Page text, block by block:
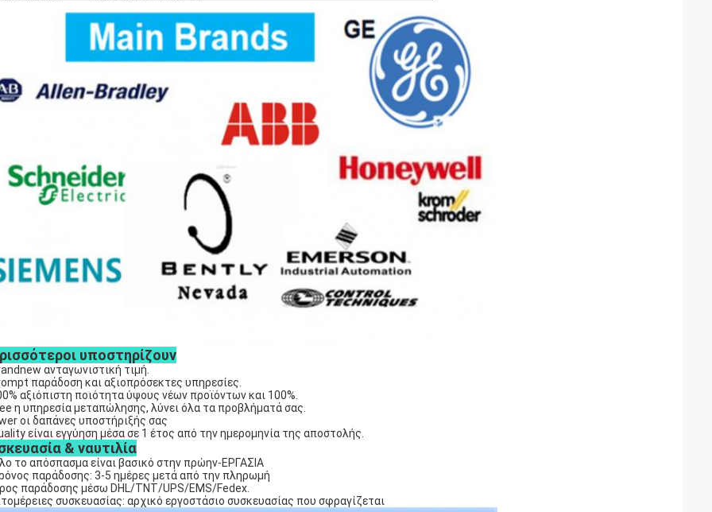
υποστηρίζουν
ανταγωνιστική τιμή.
παράδοση και αξιοπρόσεκτες υπηρεσίες.
αξιόπιστη ποιότητα ύψους νέων προϊόντων και 100%.
η υπηρεσία μεταπώλησης, λύνει όλα τα προβλήματά σας.
οι δαπάνες υποστήριξής σας
είναι εγγύηση μέσα σε 1 έτος από την ημερομηνία της αποστολής.
& ναυτιλία
το απόσπασμα είναι βασικό στην πρώην-ΕΡΓΑΣΙΑ
παράδοσης: 3-5 ημέρες μετά από την πληρωμή
παράδοσης μέσω DHL/TNT/UPS/EMS/Fedex.
συσκευασίας: αρχικό εργοστάσιο συσκευασίας που σφραγίζεται